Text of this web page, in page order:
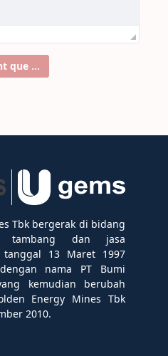
que ...
Tbk bergerak di bidang
tambang dan jasa
tanggal 13 Maret 1997
nama PT Bumi
kemudian berubah
Energy Mines Tbk
2010.